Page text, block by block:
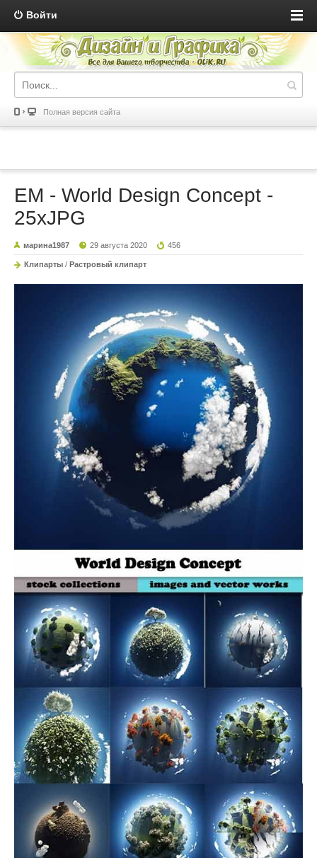
Войти
Полная версия сайта
EM - World Design Concept -
25xJPG
марина1987 29 августа 2020 456
Клипарты / Растровый клипарт